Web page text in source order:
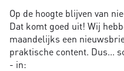
Op de hoogte blijven van
Dat komt goed uit! Wij
maandelijks een
praktische content. Dus...
- in: